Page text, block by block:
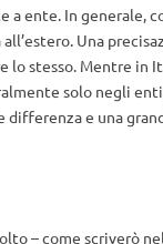
a ente. In generale,
Una
lo stesso. Mentre
solo negli
differenza e una
– come scriverò